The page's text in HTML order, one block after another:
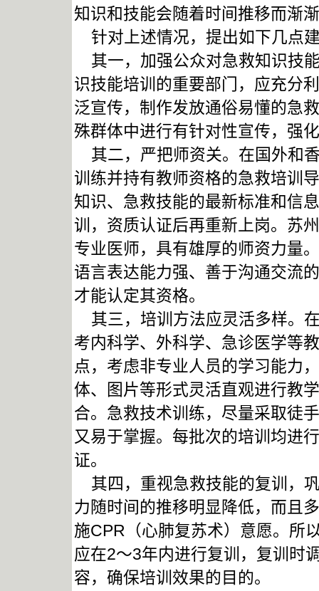
知识和技能会随着时间推移而渐
针对上述情况，提出如下几点
其一，加强公众对急救知识技
识技能培训的重要部门，应充分
泛宣传，制作发放通俗易懂的急
殊群体中进行有针对性宣传，强
其二，严把师资关。在国外和
训练并持有教师资格的急救培训
知识、急救技能的最新标准和信
训，资质认证后再重新上岗。苏
专业医师，具有雄厚的师资力量
语言表达能力强、善于沟通交流
才能认定其资格。
其三，培训方法应灵活多样。
考内科学、外科学、急诊医学等
点，考虑非专业人员的学习能力
体、图片等形式灵活直观进行教
合。急救技术训练，尽量采取徒
又易于掌握。每批次的培训均进
证。
其四，重视急救技能的复训，
力随时间的推移明显降低，而且
施CPR（心肺复苏术）意愿。所
应在2～3年内进行复训，复训时
容，确保培训效果的目的。